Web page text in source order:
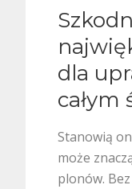
dla
całym
Stanowią
może
plonów.